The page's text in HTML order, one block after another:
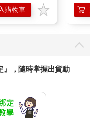
就都會把門鎖上了，於
「社會總成本」的角度
果」。
A的錯還是C的錯，B都
回生——從個體利益最大
我的錯，我不該蠢到被A
購物車
』，隨時掌握出貨動